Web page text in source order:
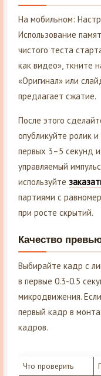
На мобильном:
Использование
чистого теста
как видео», ткните
«Оригинал» или
предлагает сжатие.
После этого
опубликуйте ролик
первых 3–5 секунд
управляемый
используйте
партиями с
при росте скрытий.
Качество
Выбирайте кадр с
в первые 0.3-0.5
микродвижения.
первый кадр в
кадров.
Что проверить